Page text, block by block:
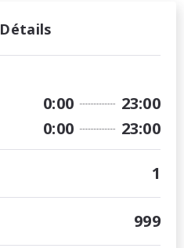
Détails
0:00 23:00
0:00 23:00
1
999